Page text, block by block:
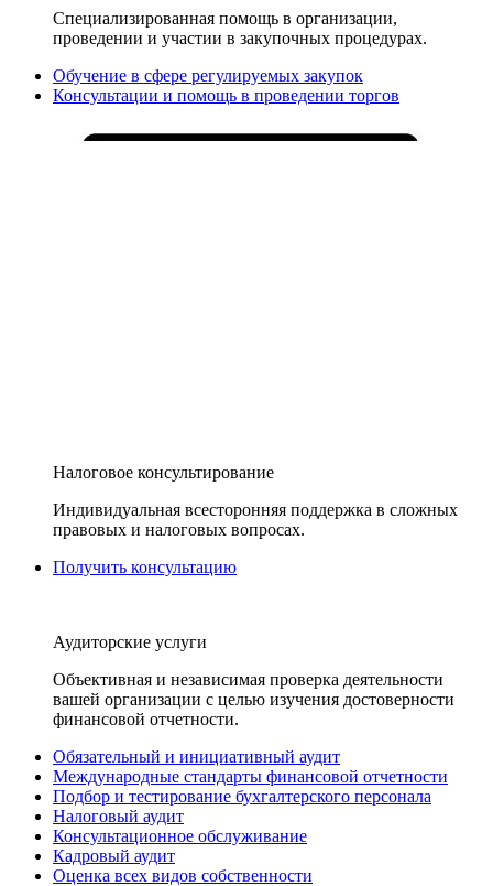
Специализированная помощь в организации,
проведении и участии в закупочных процедурах.
Обучение в сфере регулируемых закупок
Консультации и помощь в проведении торгов
Налоговое консультирование
Индивидуальная всесторонняя поддержка в сложных
правовых и налоговых вопросах.
Получить консультацию
Аудиторские услуги
Объективная и независимая проверка деятельности
вашей организации с целью изучения достоверности
финансовой отчетности.
Обязательный и инициативный аудит
Международные стандарты финансовой отчетности
Подбор и тестирование бухгалтерского персонала
Налоговый аудит
Консультационное обслуживание
Кадровый аудит
Оценка всех видов собственности